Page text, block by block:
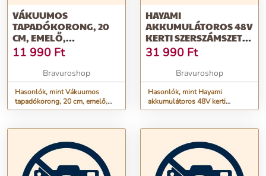
VÁKUUMOS
TAPADÓKORONG, 20
CM, EMELŐ,
PUMPÁVAL,
MANOMÉTERREL, 200
KG TEHERBÍRÁSSAL
11 990 Ft
Bravuroshop
Hasonlók, mint Vákuumos
tapadókorong, 20 cm, emelő,
pumpával, manométerrel, 200
HAYAMI
AKKUMULÁTOROS 48V
KERTI SZERSZÁMSZETT,
AKKUS METSZŐOLLÓ +
AKKUS ÁGVÁGÓ
LÁNCFŰRÉSZ
AKKSIVAL
31 990 Ft
Bravuroshop
Hasonlók, mint Hayami
akkumulátoros 48V kerti
szerszámszett, akkus
láncfűrész kofferben, 2db